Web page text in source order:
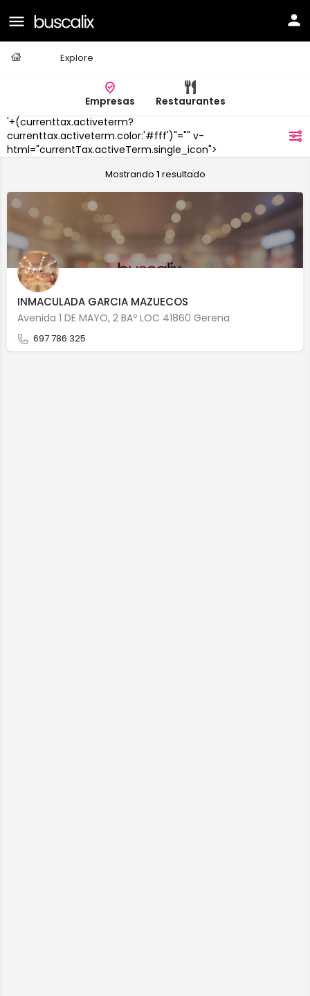
Explore
Empresas
Restaurantes
'+(currenttax.activeterm?
currenttax.activeterm.color:'#fff')"="" v-
html="currentTax.activeTerm.single_icon">
Gerena
Mostrando 1 resultado
INMACULADA GARCIA MAZUECOS
Avenida 1 DE MAYO, 2 BAº LOC 41860 Gerena
697 786 325